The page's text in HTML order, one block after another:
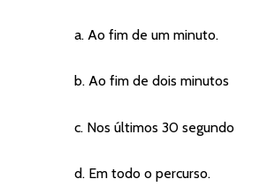
a. Ao fim de um minuto.
b. Ao fim de dois minutos
c. Nos últimos 30 segundo
d. Em todo o percurso.